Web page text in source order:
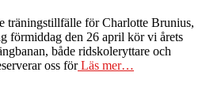
träningstillfälle för Charlotte Brunius,
förmiddag den 26 april kör vi årets
både ridskoleryttare och
oss förLäs mer…